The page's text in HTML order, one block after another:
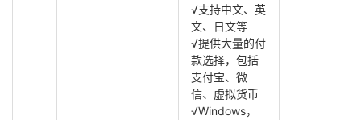
√支持中文、英
文、日文等
√提供大量的付
款选择，包括
支付宝、微
信、虚拟货币
√Windows，